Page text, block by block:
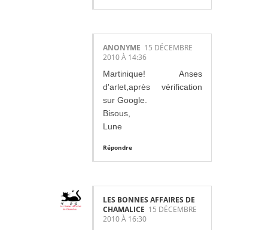
ANONYME 15 DÉCEMBRE
2010 À 14:36
Martinique! Anses
d'arlet,après vérification
sur Google.
Bisous,
Lune
Répondre
LES BONNES AFFAIRES DE
CHAMALICE 15 DÉCEMBRE
2010 À 16:30